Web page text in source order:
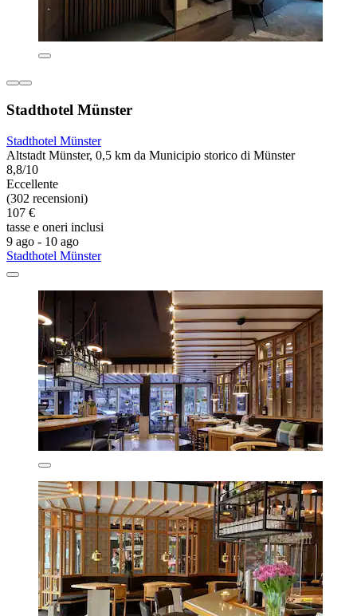
Stadthotel Münster
Stadthotel Münster
Altstadt Münster, 0,5 km da Municipio storico di Münster
8,8/10
Eccellente
(302 recensioni)
107 €
tasse e oneri inclusi
9 ago - 10 ago
Stadthotel Münster